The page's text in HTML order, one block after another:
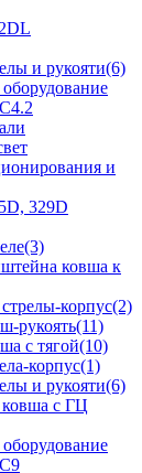
и рукояти(6)
и
329D
ковша к
корпус(2)
рукоять(11)
с тягой(10)
корпус(1)
и рукояти(6)
ковша с ГЦ